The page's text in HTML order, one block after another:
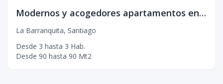
Modernos y acogedores apartamentos en Residencial Vista Sol Sur
La Barranquita, Santiago
Desde 3 hasta 3 Hab.
Desde 90 hasta 90 Mt2